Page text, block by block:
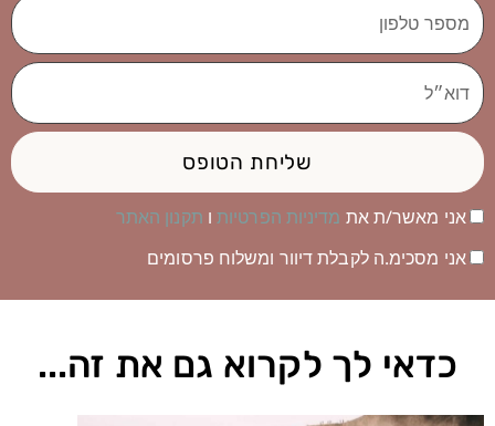
מספר
טלפון
דוא״ל
אני מאשר/ת אתמדיניות הפרטיותו תקנון האתר
אני מסכימ.ה לקבלת דיוור ומשלוח פרסומים
שליחת הטופס
כדאי לך לקרוא גם את זה...